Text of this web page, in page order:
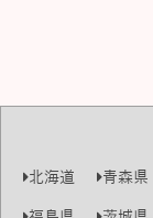
北海道 青森県